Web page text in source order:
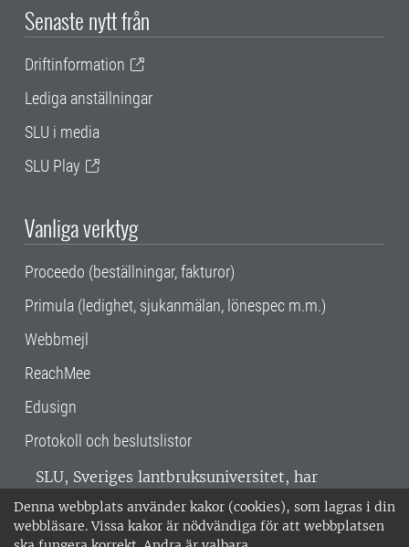
Denna webbplats använder kakor (cookies), som lagras i din
webbläsare. Vissa kakor är nödvändiga för att webbplatsen
Senaste nytt från
Driftinformation
Lediga anställningar
SLU i media
SLU Play
Vanliga verktyg
Proceedo (beställningar, fakturor)
Primula (ledighet, sjukanmälan, lönespec m.m.)
Webbmejl
ReachMee
Edusign
Protokoll och beslutslistor
SLU, Sveriges lantbruksuniversitet, har
verksamhet över hela Sverige. Huvudorter är
Alnarp, Uppsala och Umeå.SLU är
miljöcertifierat enligt ISO 14001. •